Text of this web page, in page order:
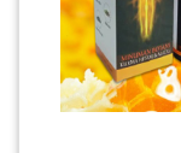
SARAWAK(2)
JOHOR(8)